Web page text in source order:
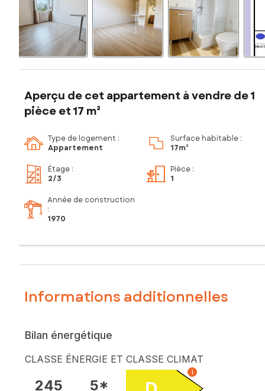
Aperçu de cet appartement à vendre de 1
pièce et 17 m²
Type de logement :
Appartement
Surface habitable :
17m²
Étage :
2/3
Pièce :
1
Année de construction
:
1970
Informations additionnelles
Bilan énergétique
CLASSE ÉNERGIE ET CLASSE CLIMAT
245 5*
i